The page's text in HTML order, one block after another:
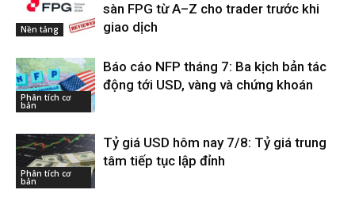
Nền tảng
sàn FPG từ A–Z cho trader trước khi
giao dịch
Phân tích cơ
bản
Báo cáo NFP tháng 7: Ba kịch bản tác
động tới USD, vàng và chứng khoán
Phân tích cơ
bản
Tỷ giá USD hôm nay 7/8: Tỷ giá trung
tâm tiếp tục lập đỉnh